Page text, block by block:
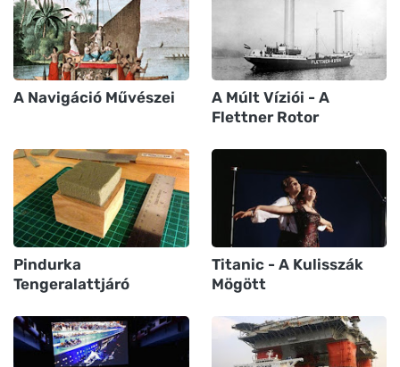
A Navigáció Művészei
A Múlt Víziói - A
Flettner Rotor
Pindurka
Tengeralattjáró
Titanic - A Kulisszák
Mögött